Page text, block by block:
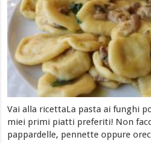
Vai alla ricettaLa pasta ai funghi
miei primi piatti preferiti! Non
pappardelle, pennette oppure